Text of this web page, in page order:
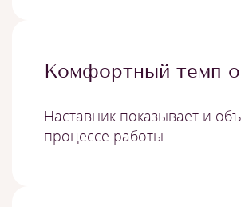
Комфортный темп
Наставник показывает и
процессе работы.